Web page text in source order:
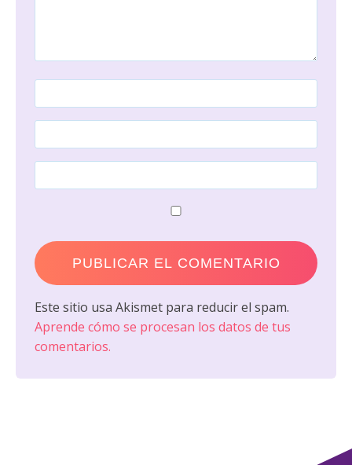
Este sitio usa Akismet para reducir el spam.
Aprende cómo se procesan los datos de tus
comentarios.